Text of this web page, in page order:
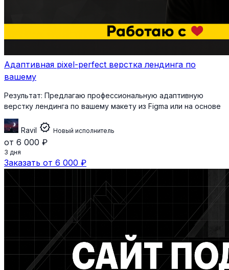
Адаптивная pixel-perfect верстка лендинга по
вашему
Результат: Предлагаю профессиональную адаптивную
верстку лендинга по вашему макету из Figma или на основе
Ravil verified Новый исполнитель
от 6 000 ₽
3 дня
Заказать от 6 000 ₽